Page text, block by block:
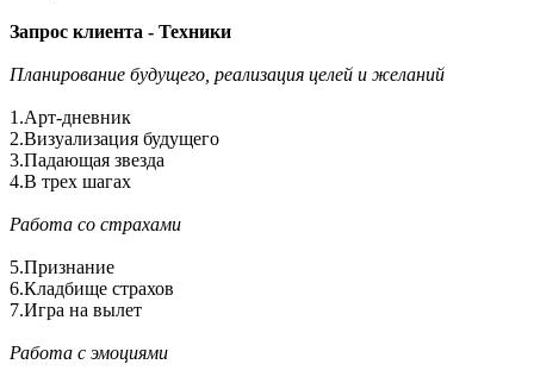
Запрос клиента - Техники
Планирование будущего, реализация целей и желаний
1.Арт-дневник
2.Визуализация будущего
3.Падающая звезда
4.В трех шагах
Работа со страхами
5.Признание
6.Кладбище страхов
7.Игра на вылет
Работа с эмоциями